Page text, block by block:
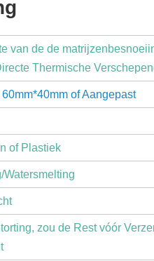
van de de
Thermische
of Aangepast
of Plastiek
Watersmelting
zou de Rest vóór